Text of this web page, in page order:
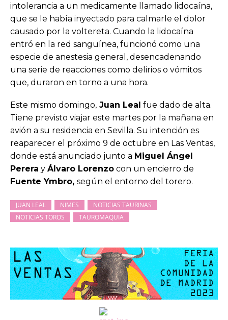
intolerancia a un medicamente llamado lidocaína,
que se le había inyectado para calmarle el dolor
causado por la voltereta. Cuando la lidocaína
entró en la red sanguínea, funcionó como una
especie de anestesia general, desencadenando
una serie de reacciones como delirios o vómitos
que, duraron en torno a una hora.
Este mismo domingo, Juan Leal fue dado de alta.
Tiene previsto viajar este martes por la mañana en
avión a su residencia en Sevilla. Su intención es
reaparecer el próximo 9 de octubre en Las Ventas,
donde está anunciado junto a Miguel Ángel
Perera y Álvaro Lorenzo con un encierro de
Fuente Ymbro, según el entorno del torero.
JUAN LEAL NIMES
NOTICIAS TAURINAS
NOTICIAS TOROS
TAUROMAQUIA